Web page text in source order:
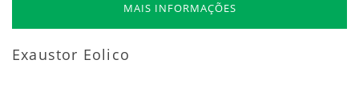
MAIS INFORMAÇÕES
Exaustor Eolico